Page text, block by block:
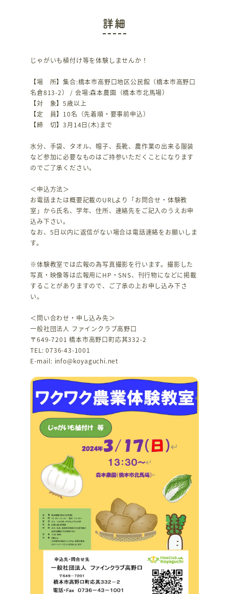
詳細
じゃがいも植付け等を体験しませんか！
【場 所】集合:橋本市高野口地区公民館（橋本市高野口
名倉813-2） / 会場:森本農園（橋本市北馬場）
【対 象】5歳以上
【定 員】10名（先着順・要事前申込）
【締 切】3月14日(木)まで
水分、手袋、タオル、帽子、長靴、農作業の出来る服装
など参加に必要なものはご持参いただくことになります
のでご了承ください。
＜申込方法＞
お電話または概要記載のURLより「お問合せ・体験教
室」から氏名、学年、住所、連絡先をご記入のうえお申
込み下さい。
なお、5日以内に返信がない場合は電話連絡をお願いしま
す。
※体験教室では広報の為写真撮影を行います。撮影した
写真・映像等は広報用にHP・SNS、刊行物になどに掲載
することがありますので、ご了承の上お申し込み下さ
い。
＜問い合わせ・申し込み先＞
一般社団法人 ファインクラブ高野口
〒649-7201 橋本市高野口町応其332-2
TEL: 0736-43-1001
E-mail: info@koyaguchi.net